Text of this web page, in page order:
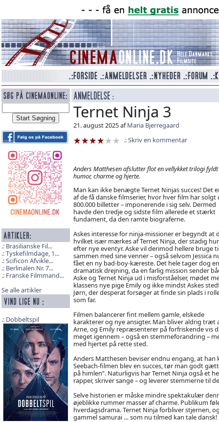
Brasilianske Fil...
Tyskefilmdage, 1...
Scificon Afvikle...
Berlinalen Nr. 7...
Franske Filmmand...
Se alle artikler
Dobbeltspil
Ternet Ninja 3
21. august 2025 afMaria Bjerregaard
Skriv en kommentar
Anders Matthesen afslutter flot en vellykket trilogi
humor, charme og hjerte.
Man kan ikke benægte Ternet Ninjas succes! Det
af de få danske filmserier, hvor hver film har solgt
800.000 billetter – imponerende i sig selv. Dermed
havde den tredje og sidste film allerede et stærkt
fundament, da den ramte biograferne.
Askes interesse for ninja-missioner er begyndt at
hvilket især mærkes af Ternet Ninja, der stadig
efter nye eventyr. Aske vil derimod hellere bruge
sammen med sine venner – også selvom Jessica
fået en ny bad-boy-kæreste. Det hele tager dog en
dramatisk drejning, da en farlig mission sender
Aske og Ternet Ninja ud i misforståelser, mødet
klassens nye pige Emily og ikke mindst Askes
Jørn, der desperat forsøger at finde sin plads i
som far.
Filmen balancerer fint mellem gamle, elskede
karakterer og nye ansigter. Man bliver aldrig træt
Arne, og Emily repræsenterer på forfriskende vis
meget igennem – også en stemmeforandring –
med hjertet på rette sted.
Anders Matthesen beviser endnu engang, at han
Seebach-filmen blev en succes, tør man godt
på himlen”. Naturligvis har Ternet Ninja også et
rapper, skriver sange – og leverer stemmerne til
Selve historien er måske mindre spektakulær
øjeblikke rummer masser af charme. Publikum
hverdagsdrama. Ternet Ninja forbliver stjernen,
gammel samurai … som nu tilmed kan tale dansk!